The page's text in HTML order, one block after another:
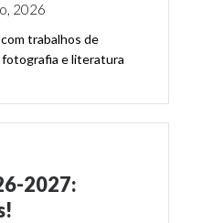
2026
trabalhos de
e literatura
2027: